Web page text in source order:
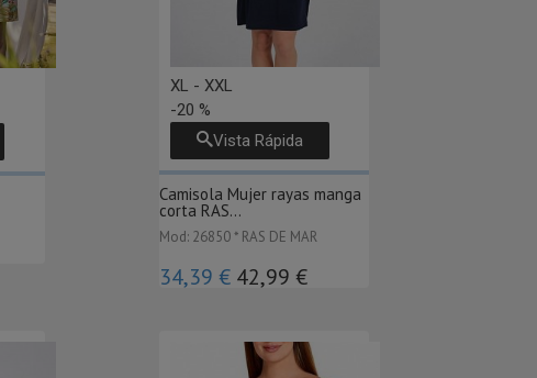
XL - XXL
-20 %
Vista Rápida
Camisola Mujer rayas manga
corta RAS...
Mod: 26850 * RAS DE MAR
34,39 € 42,99 €